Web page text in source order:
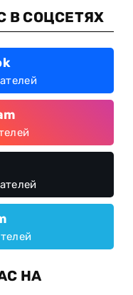
В СОЦСЕТЯХ
НА